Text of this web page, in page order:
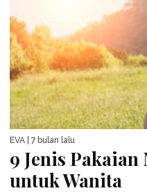
EVA | 7 bulan lalu
9 Jenis Pakaian
untuk Wanita